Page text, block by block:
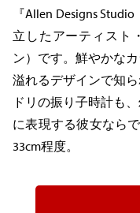
『Allen Designs
立したアーティスト
ン）です。鮮やかな
溢れるデザインで知
ドリの振り子時計も
に表現する彼女なら
33cm程度。